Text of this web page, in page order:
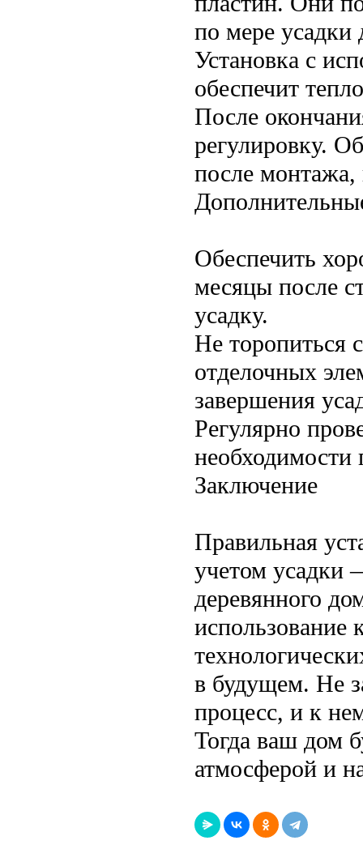
по мере усадки
Установка с
обеспечит
После
регулировку.
после монтажа,
Обеспечить
месяцы после
усадку.
Не торопиться
отделочных
завершения
Регулярно
необходимости
Заключение
Правильная
учетом усадки
деревянного
использование
в будущем. Не
процесс, и к
Тогда ваш дом
атмосферой и